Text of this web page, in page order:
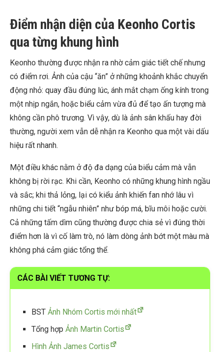
Điểm nhận diện của Keonho Cortis
qua từng khung hình
Keonho thường được nhận ra nhờ cảm giác tiết chế nhưng
có điểm rơi. Ảnh của cậu “ăn” ở những khoảnh khắc chuyển
động nhỏ: quay đầu đúng lúc, ánh mắt chạm ống kính trong
một nhịp ngắn, hoặc biểu cảm vừa đủ để tạo ấn tượng mà
không cần phô trương. Vì vậy, dù là ảnh sân khấu hay đời
thường, người xem vẫn dễ nhận ra Keonho qua một vài dấu
hiệu rất nhanh.
Một điều khác nằm ở độ đa dạng của biểu cảm mà vẫn
không bị rời rạc. Khi cần, Keonho có những khung hình ngầu
và sắc; khi thả lỏng, lại có kiểu ảnh khiến fan nhớ lâu vì
những chi tiết “ngẫu nhiên” như bóp má, bĩu môi hoặc cười.
Cả những tấm dìm cũng thường được chia sẻ vì đúng thời
điểm hơn là vì cố làm trò, nó làm dòng ảnh bớt một màu mà
không phá cảm giác tổng thể.
CÁC BÀI VIẾT TƯƠNG TỰ:
BST Ảnh Nhóm Cortis mới nhất
Tổng hợp Ảnh Martin Cortis
Hình Ảnh James Cortis